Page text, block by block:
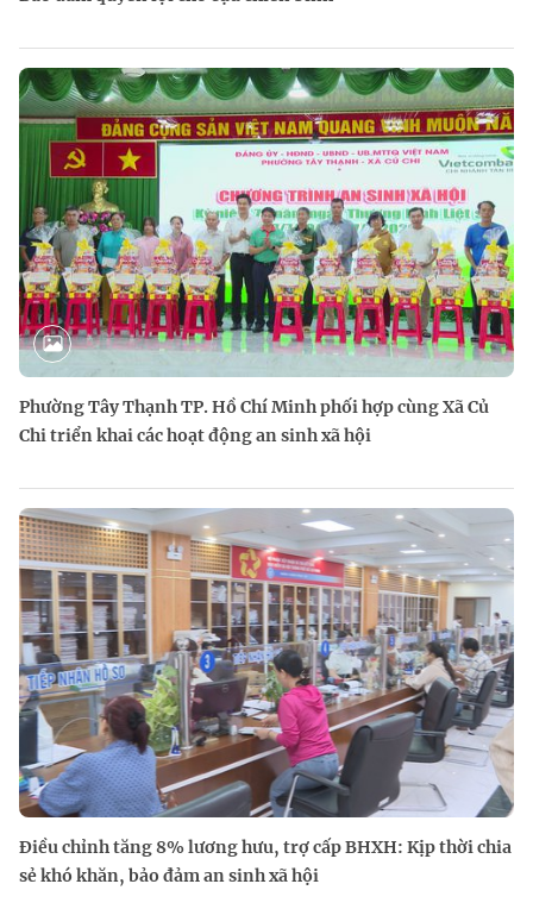
Phường Tây Thạnh TP. Hồ Chí Minh phối hợp cùng Xã Củ
Chi triển khai các hoạt động an sinh xã hội
Điều chỉnh tăng 8% lương hưu, trợ cấp BHXH: Kịp thời chia
sẻ khó khăn, bảo đảm an sinh xã hội